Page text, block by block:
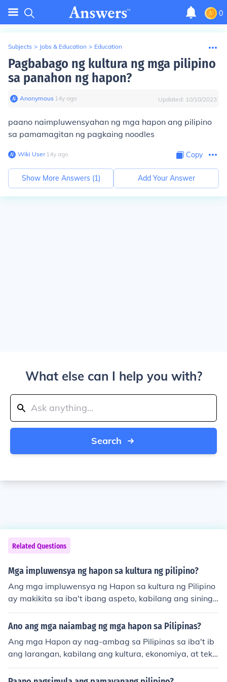
0
Subjects > Jobs & Education > Education
Pagbabago ng kultura ng mga pilipino
sa panahon ng hapon?
Anonymous∙ 14y ago Updated: 10/10/2023
paano naimpluwensyahan ng mga hapon ang pilipino
sa pamamagitan ng pagkaing noodles
Wiki User∙14y ago Copy
Show More Answers (1) Add Your Answer
What else can I help you with?
Search
Related Questions
Mga impluwensya ng hapon sa kultura ng pilipino?
Ang mga impluwensya ng Hapon sa kultura ng Pilipino
ay makikita sa iba't ibang aspeto, kabilang ang sining,
pagkain, at tradisyon. Sa sining, ang mga teknik sa pag
pipinta at pag-ukit ay naimpluwensyahan ng Japanese
naging popular sa mga Pilipino. Sa kabila ng mga nega
tibong karanasan noong panahon ng digmaan, ang mg
a aspeto ng Hapon, tulad ng kanilang paggalang sa pa
Ano ang mga naiambag ng mga hapon sa Pilipinas?
Ang mga Hapon ay nag-ambag sa Pilipinas sa iba't ib
ang larangan, kabilang ang kultura, ekonomiya, at tekn
olohiya. Sa panahon ng kanilang pananakop, nagdala s
ila ng mga bagong kasanayan sa agrikultura at industri